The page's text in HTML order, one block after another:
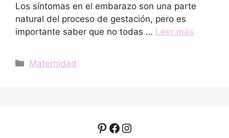
Los síntomas en el embarazo son una parte
natural del proceso de gestación, pero es
importante saber que no todas … Leer más
Categorías
Maternidad
Pinterest
Facebook
Instagram